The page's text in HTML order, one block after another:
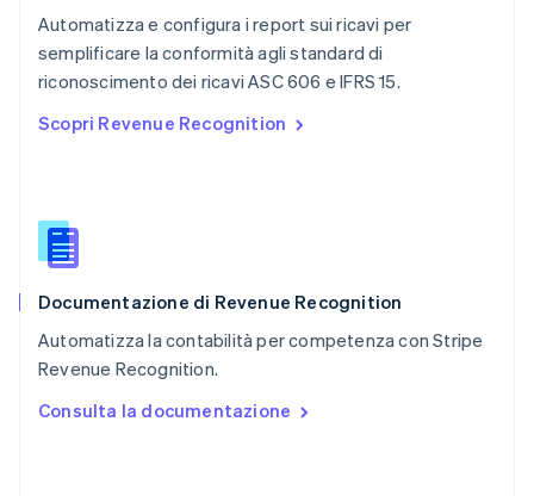
Automatizza e configura i report sui ricavi per
semplificare la conformità agli standard di
riconoscimento dei ricavi ASC 606 e IFRS 15.
Scopri Revenue Recognition
Documentazione di Revenue Recognition
Automatizza la contabilità per competenza con Stripe
Revenue Recognition.
Consulta la documentazione
English简体中文
Regno Unito
English
English
English
Slovacchia
Slovenia
Spagna
EspañolEnglish
English Español简体中文